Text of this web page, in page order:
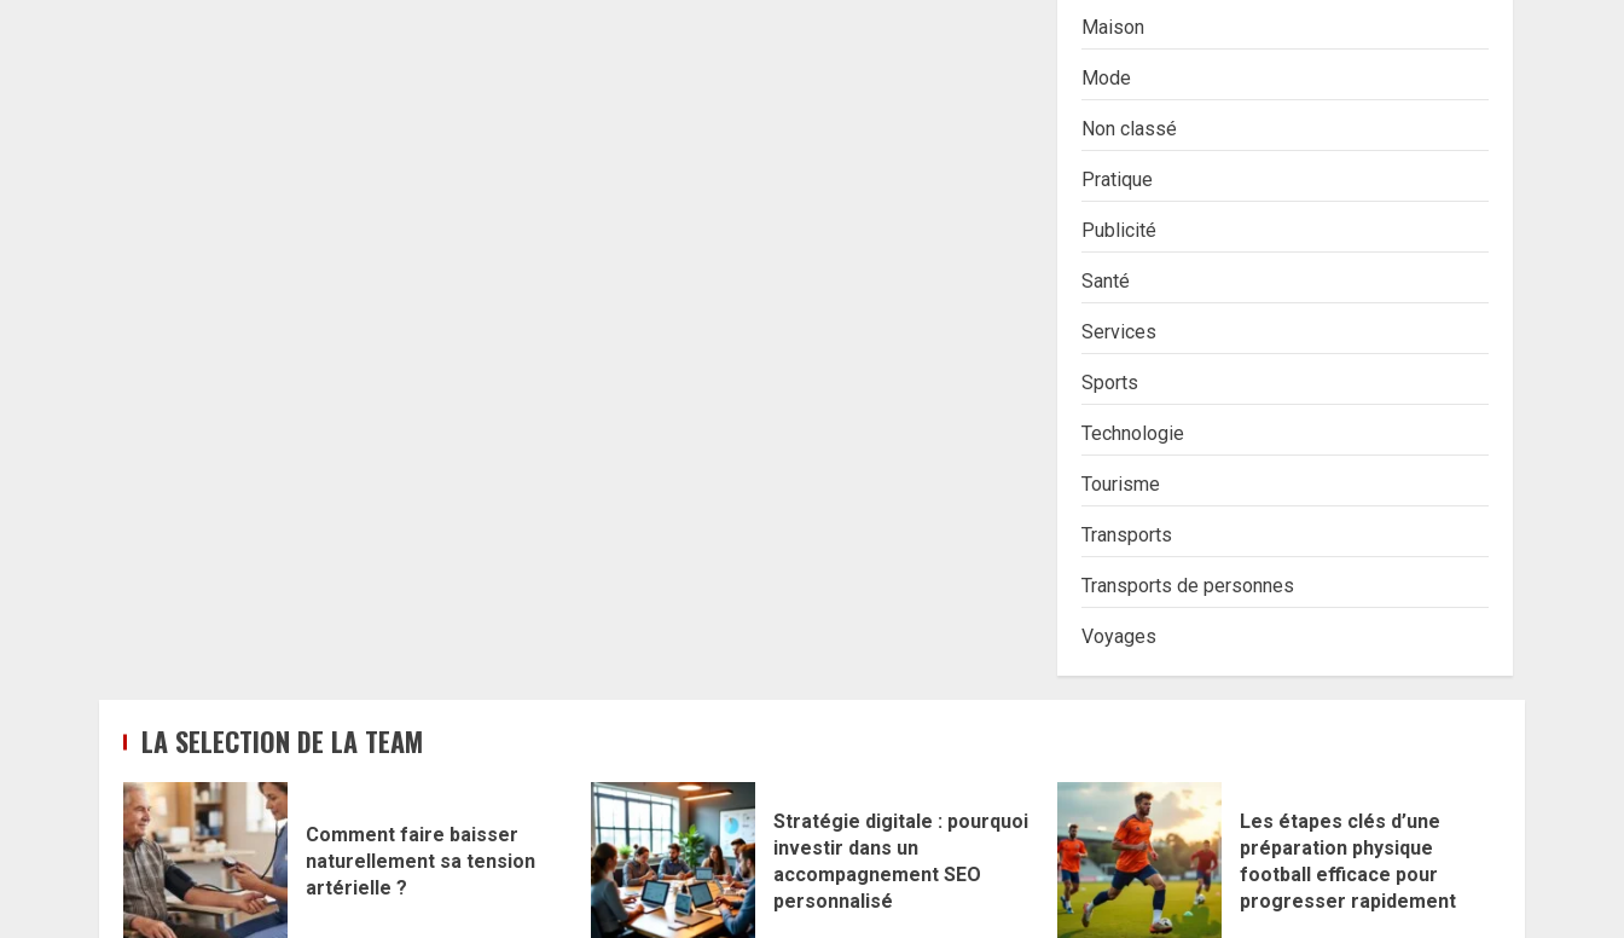
Maison
Mode
Non classé
Pratique
Publicité
Santé
Services
Sports
Technologie
Tourisme
Transports
Transports de personnes
Voyages
LA SELECTION DE LA TEAM
Comment faire baisser
naturellement sa tension
artérielle ?
Stratégie digitale : pourquoi
investir dans un
accompagnement SEO
personnalisé
Les étapes clés d’une
préparation physique
football efficace pour
progresser rapidement